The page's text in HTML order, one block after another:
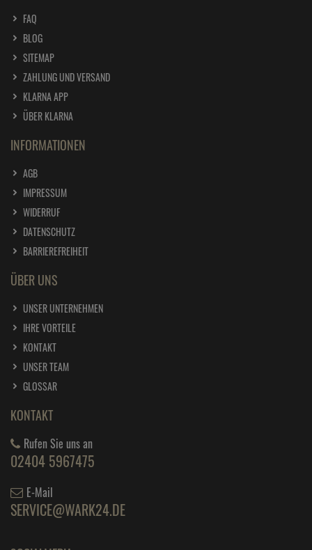
FAQ
BLOG
SITEMAP
ZAHLUNG UND VERSAND
KLARNA APP
ÜBER KLARNA
INFORMATIONEN
AGB
IMPRESSUM
WIDERRUF
DATENSCHUTZ
BARRIEREFREIHEIT
ÜBER UNS
UNSER UNTERNEHMEN
IHRE VORTEILE
KONTAKT
UNSER TEAM
GLOSSAR
KONTAKT
Rufen Sie uns an
02404 5967475
E-Mail
SERVICE@WARK24.DE